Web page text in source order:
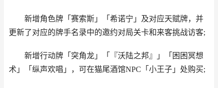
新增角色牌「赛索斯」「希诺宁」及对应天赋牌，并
更新了对应的牌手名录中的邀约对局关卡和来客挑战访客;
新增行动牌「突角龙」「『沃陆之邦』」「困困冥想
术」「纵声欢唱」，可在猫尾酒馆NPC「小王子」处购买;